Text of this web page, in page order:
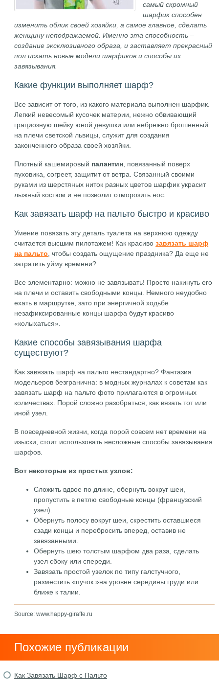
самый скромный
шарфик способен
изменить облик своей хозяйки, а самое главное, сделать
женщину неподражаемой. Именно эта способность –
создание эксклюзивного образа, и заставляет прекрасный
пол искать новые модели шарфиков и способы их
завязывания.
Какие функции выполняет шарф?
Все зависит от того, из какого материала выполнен шарфик.
Легкий невесомый кусочек материи, нежно обвивающий
грациозную шейку юной девушки или небрежно брошенный
на плечи светской львицы, служит для создания
законченного образа своей хозяйки.
Плотный кашемировый палантин , повязанный поверх
пуховика, согреет, защитит от ветра. Связанный своими
руками из шерстяных ниток разных цветов шарфик украсит
лыжный костюм и не позволит отморозить нос.
Как завязать шарф на пальто быстро и красиво
Умение повязать эту деталь туалета на верхнюю одежду
считается высшим пилотажем! Как красивозавязать шарф
на пальто , чтобы создать ощущение праздника? Да еще не
затратить уйму времени?
Все элементарно: можно не завязывать! Просто накинуть его
на плечи и оставить свободными концы. Немного неудобно
ехать в маршрутке, зато при энергичной ходьбе
незафиксированные концы шарфа будут красиво
«колыхаться».
Какие способы завязывания шарфа
существуют?
Как завязать шарф на пальто нестандартно? Фантазия
модельеров безгранична: в модных журналах к советам как
завязать шарф на пальто фото прилагаются в огромных
количествах. Порой сложно разобраться, как вязать тот или
иной узел.
В повседневной жизни, когда порой совсем нет времени на
изыски, стоит использовать несложные способы завязывания
шарфов.
Вот некоторые из простых узлов:
Сложить вдвое по длине, обернуть вокруг шеи,
пропустить в петлю свободные концы (французский
узел).
Обернуть полосу вокруг шеи, скрестить оставшиеся
сзади концы и перебросить вперед, оставив не
завязанными.
Обернуть шею толстым шарфом два раза, сделать
узел сбоку или спереди.
Завязать простой узелок по типу галстучного,
разместить «пучок »на уровне середины груди или
ближе к талии.
Source: www.happy-giraffe.ru
Похожие публикации
Как Завязать Шарф с Пальто